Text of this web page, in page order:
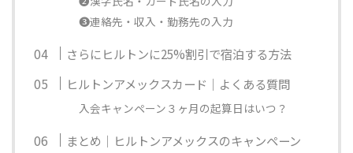
❸連絡先・収入・勤務先の入力
さらにヒルトンに25%割引で宿泊する方法
ヒルトンアメックスカード｜よくある質問
入会キャンペーン３ヶ月の起算日はいつ？
まとめ｜ヒルトンアメックスのキャンペーン